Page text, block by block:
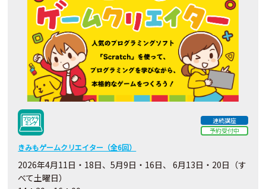
連続講座
予約受付中
きみもゲームクリエイター（全6回）
2026年4月11日・18日、5月9日・16日、 6月13日・20日（す
べて土曜日）